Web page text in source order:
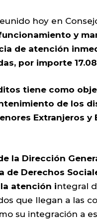
hoy en
y
de atención
por importe
tiene como
de los
Extranjeros y
la Dirección
de Derechos
atención integral
que llegan a las
su integración a